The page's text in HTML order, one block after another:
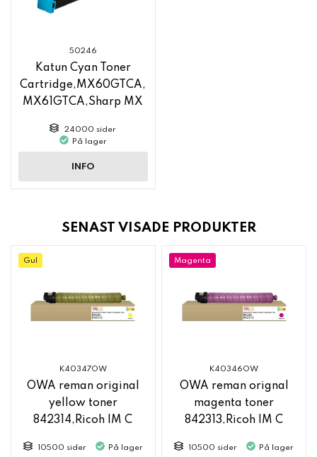
50246
Katun Cyan Toner
Cartridge,MX60GTCA,
MX61GTCA,Sharp MX
24000 sider
På lager
INFO
SENAST VISADE PRODUKTER
Gul
K40347OW
OWA reman original
yellow toner
842314,Ricoh IM C
10500 sider På lager
Magenta
K40346OW
OWA reman orignal
magenta toner
842313,Ricoh IM C
10500 sider På lager